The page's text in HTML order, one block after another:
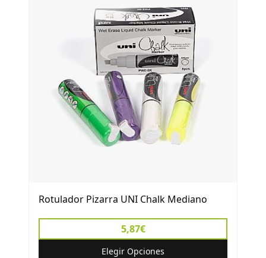
Rotulador Pizarra UNI Chalk Mediano
5,87€
Elegir Opciones